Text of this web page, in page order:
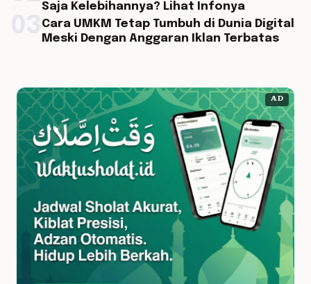
Saja Kelebihannya? Lihat Infonya
Cara UMKM Tetap Tumbuh di Dunia Digital
Meski Dengan Anggaran Iklan Terbatas
AD